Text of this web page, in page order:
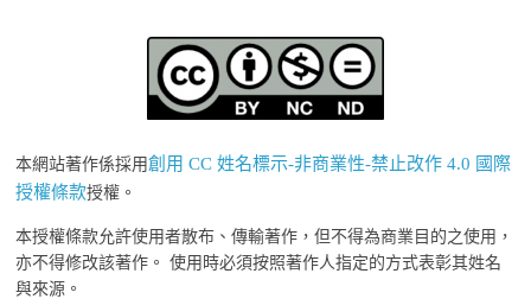
本網站著作係採用創用 CC 姓名標示-非商業性-禁止改作 4.0 國際
授權條款授權。
本授權條款允許使用者散布、傳輸著作，但不得為商業目的之使用，
亦不得修改該著作。 使用時必須按照著作人指定的方式表彰其姓名
與來源。